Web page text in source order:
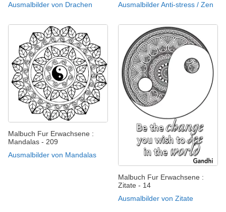
Ausmalbilder von Drachen
Ausmalbilder Anti-stress / Zen
Malbuch Fur Erwachsene :
Mandalas - 209
Ausmalbilder von Mandalas
Malbuch Fur Erwachsene :
Zitate - 14
Ausmalbilder von Zitate